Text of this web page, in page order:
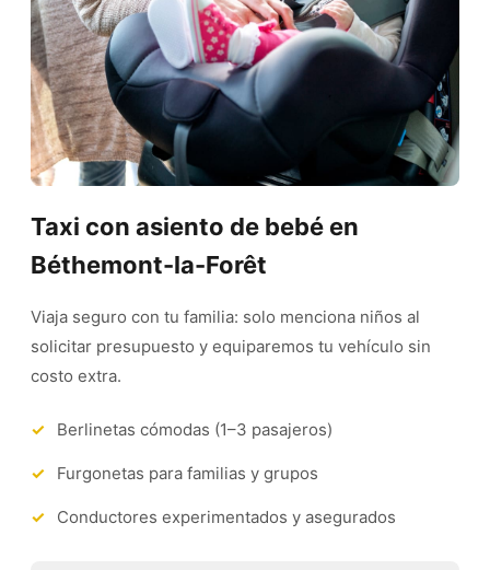
Taxi con asiento de bebé en
Béthemont-la-Forêt
Viaja seguro con tu familia: solo menciona niños al
solicitar presupuesto y equiparemos tu vehículo sin
costo extra.
Berlinetas cómodas (1–3 pasajeros)
Furgonetas para familias y grupos
Conductores experimentados y asegurados